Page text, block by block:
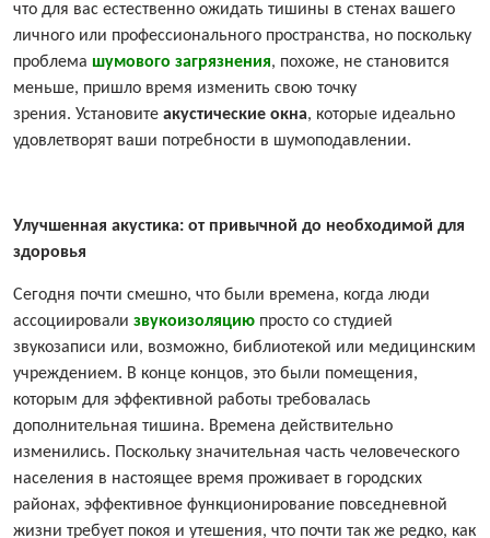
что для вас естественно ожидать тишины в стенах вашего
личного или профессионального пространства, но поскольку
проблема шумового загрязнения, похоже, не становится
меньше, пришло время изменить свою точку
зрения. Установите акустические окна, которые идеально
удовлетворят ваши потребности в шумоподавлении.
Улучшенная акустика: от привычной до необходимой для
здоровья
Сегодня почти смешно, что были времена, когда люди
ассоциировали звукоизоляцию просто со студией
звукозаписи или, возможно, библиотекой или медицинским
учреждением. В конце концов, это были помещения,
которым для эффективной работы требовалась
дополнительная тишина. Времена действительно
изменились. Поскольку значительная часть человеческого
населения в настоящее время проживает в городских
районах, эффективное функционирование повседневной
жизни требует покоя и утешения, что почти так же редко, как